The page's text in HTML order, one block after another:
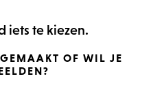
iets te kiezen.
OF WIL JE